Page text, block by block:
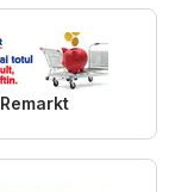
Remarkt